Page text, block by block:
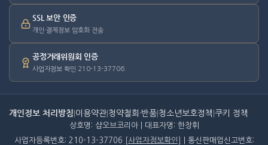
SSL 보안 인증
개인·결제정보 암호화 전송
공정거래위원회 인증
사업자정보 확인 210-13-37706
개인정보 처리방침 이용약관 청약철회·반품 청소년보호정책 쿠키 정책
상호명: 샵오브코리아 | 대표자명: 한창휘
사업자등록번호: 210-13-37706
[사업자정보확인]
| 통신판매업신고번호: